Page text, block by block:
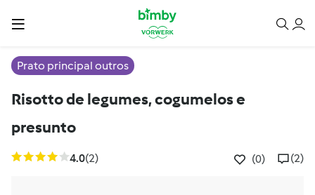
Prato principal outros
Risotto de legumes, cogumelos e
presunto
4.0(2) (0) (2)